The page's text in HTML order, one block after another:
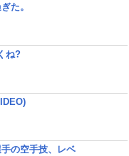
た。
ね?
の空手技、レベ